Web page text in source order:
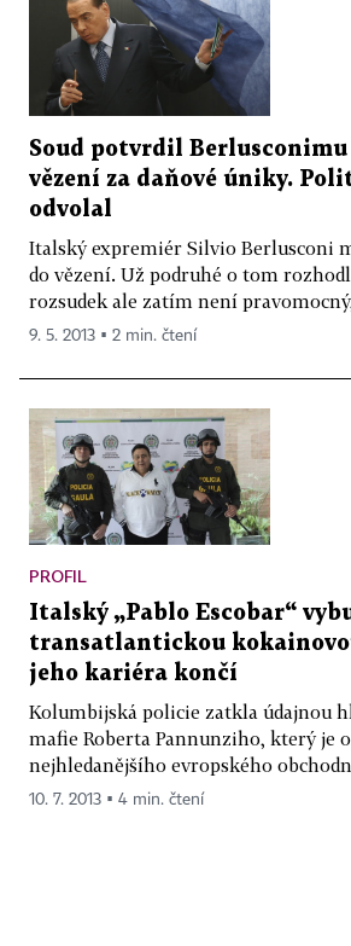
Soud potvrdil
vězení za daňové úniky.
odvolal
Italský expremiér Silvio Berlusconi
do vězení. Už podruhé o tom
rozsudek ale zatím není
9. 5. 2013 ▪ 2 min. čtení
PROFIL
Italský „Pablo Escobar“
transatlantickou
jeho kariéra končí
Kolumbijská policie zatkla údajnou
mafie Roberta Pannunziho, který je
nejhledanějšího evropského
10. 7. 2013 ▪ 4 min. čtení